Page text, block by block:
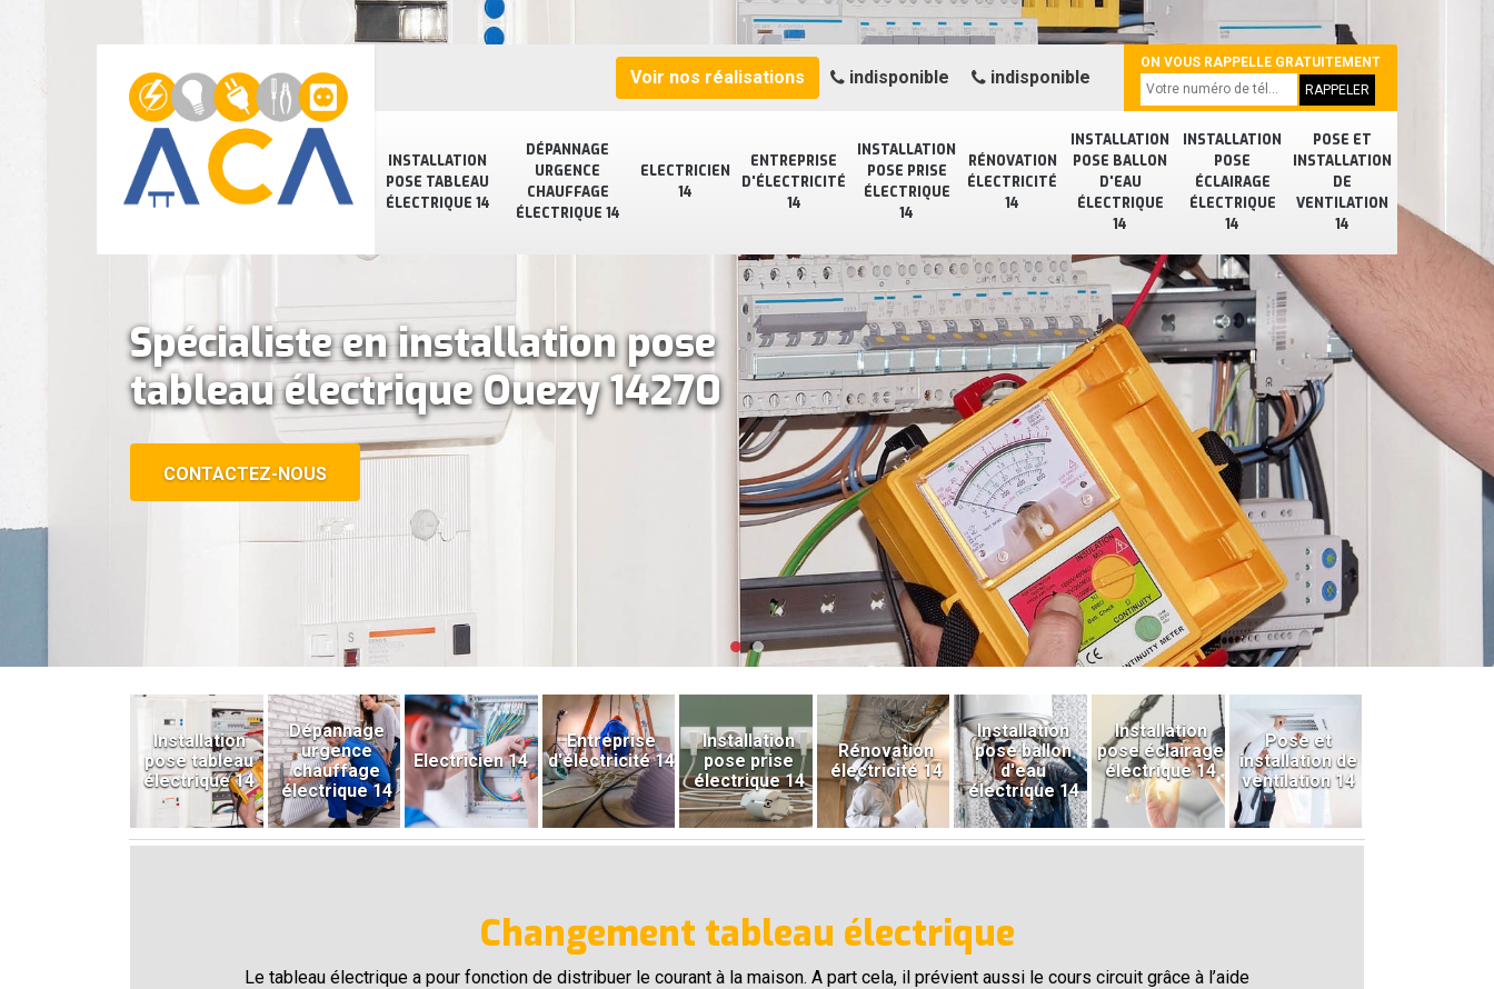
INSTALLATION
POSE TABLEAU
ÉLECTRIQUE 14
DÉPANNAGE
URGENCE
CHAUFFAGE
ÉLECTRIQUE 14
ELECTRICIEN
14
ENTREPRISE
D'ÉLECTRICITÉ
14
INSTALLATION
POSE PRISE
ÉLECTRIQUE
14
RÉNOVATION
ÉLECTRICITÉ
14
INSTALLATION
POSE BALLON
D'EAU
ÉLECTRIQUE
14
INSTALLATION
POSE
ÉCLAIRAGE
ÉLECTRIQUE
14
POSE ET
INSTALLATION
DE
VENTILATION
14
Voir nos réalisations indisponible indisponible
ON VOUS RAPPELLE GRATUITEMENT
Spécialiste en installation pose
tableau électrique Ouezy 14270
CONTACTEZ-NOUS
Installation
pose tableau
électrique 14
Dépannage
urgence
chauffage
électrique 14
Electricien 14
Entreprise
d'électricité 14
Installation
pose prise
électrique 14
Rénovation
électricité 14
Installation
pose ballon
d'eau
électrique 14
Installation
pose éclairage
électrique 14
Pose et
installation de
ventilation 14
Changement tableau électrique
Le tableau électrique a pour fonction de distribuer le courant à la maison. A part cela, il prévient aussi le cours circuit grâce à l’aide